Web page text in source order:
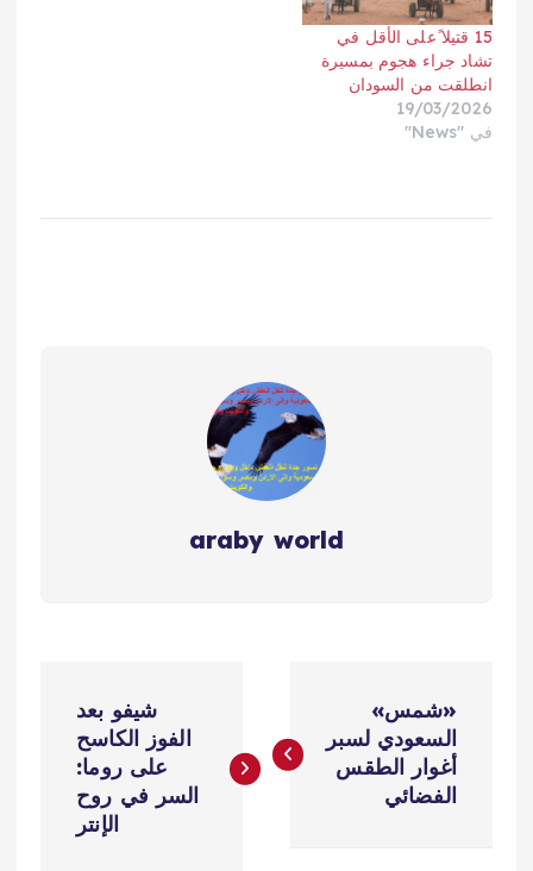
15 قتيلا ًعلى الأقل في
تشاد جراء هجوم بمسيرة
انطلقت من السودان
19/03/2026
في "News"
araby world
ص
«شمس»
السعودي لسبر
أغوار الطقس
الفضائي
شيفو بعد
الفوز الكاسح
على روما:
السر في روح
الإنتر